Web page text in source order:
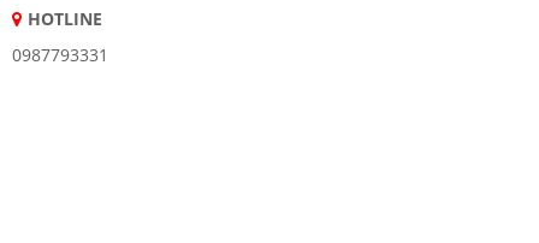
HOTLINE
0987793331